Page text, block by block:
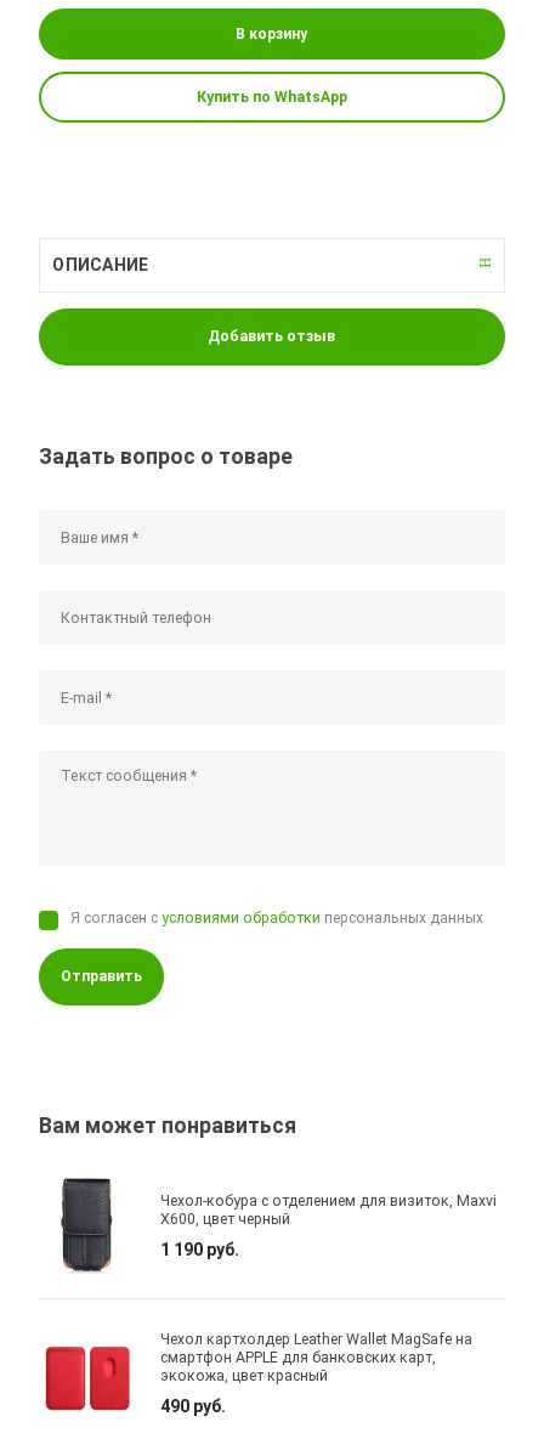
В корзину
Купить по WhatsApp
ОПИСАНИЕ
Добавить отзыв
Задать вопрос о товаре
Я согласен сусловиями обработки персональных данных
Отправить
Вам может понравиться
Чехол-кобура с отделением для визиток, Maxvi
X600, цвет черный
1 190 руб.
Чехол картхолдер Leather Wallet MagSafe на
смартфон APPLE для банковских карт,
экокожа, цвет красный
490 руб.